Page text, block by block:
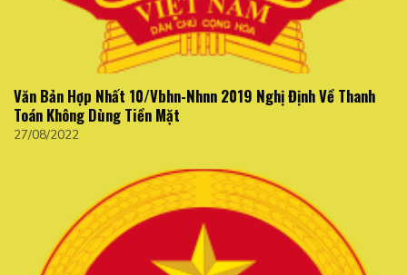
Văn Bản Hợp Nhất 10/Vbhn-Nhnn 2019 Nghị Định Về Thanh
Toán Không Dùng Tiền Mặt
27/08/2022